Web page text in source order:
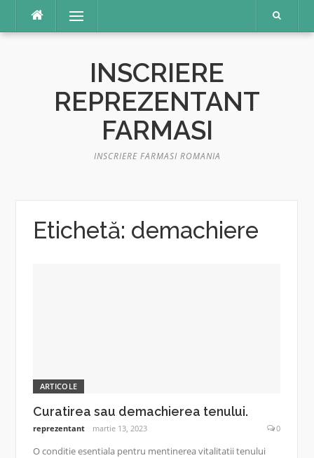
conținut
Meniu
INSCRIERE
REPREZENTANT
FARMASI
INSCRIERE FARMASI ROMANIA
Etichetă: demachiere
ARTICOLE
Curatirea sau demachierea tenului.
reprezentant martie 13, 2023 0
O conditie esentiala pentru mentinerea vitalitatii tenului